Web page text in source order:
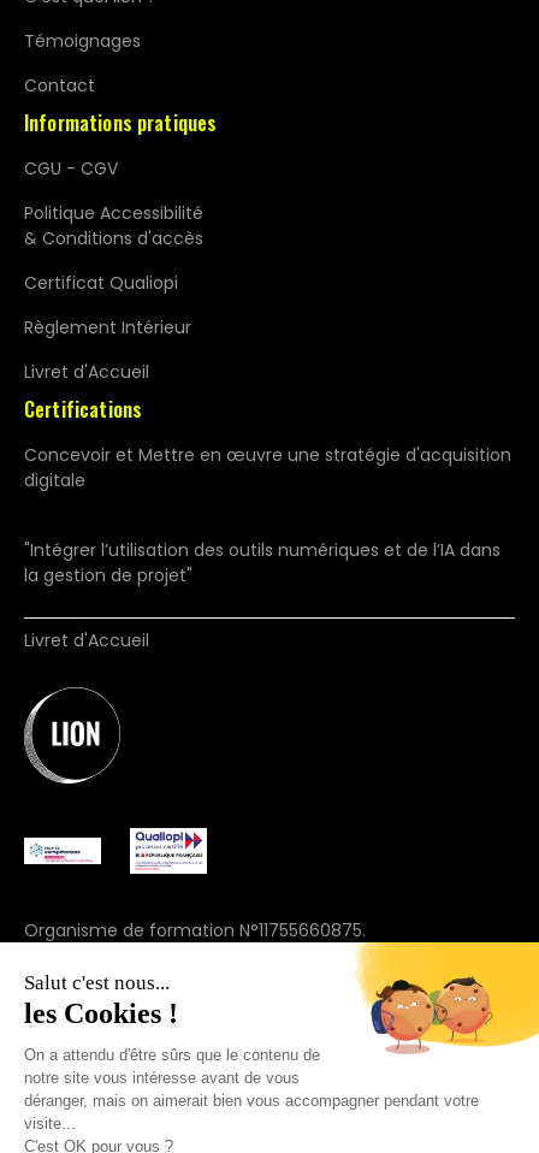
Témoignages
Contact
Informations pratiques
CGU - CGV
Politique Accessibilité
& Conditions d'accès
Certificat Qualiopi
Règlement Intérieur
Livret d'Accueil
Certifications
Concevoir et Mettre en œuvre une stratégie d'acquisition
digitale
"Intégrer l’utilisation des outils numériques et de l’IA dans
la gestion de projet"
Livret d'Accueil
Organisme de formation N°11755660875.
© 2025 Join Lion. Tous droits réservés.
+33 7 57 91 69 44
Salut c'est nous...
les Cookies !
On a attendu d'être sûrs que le contenu de
notre site vous intéresse avant de vous
déranger, mais on aimerait bien vous accompagner pendant votre
visite...
C'est OK pour vous ?